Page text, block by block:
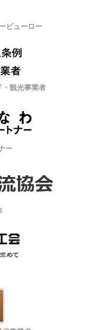
ビューロー
・観光事業者
ー